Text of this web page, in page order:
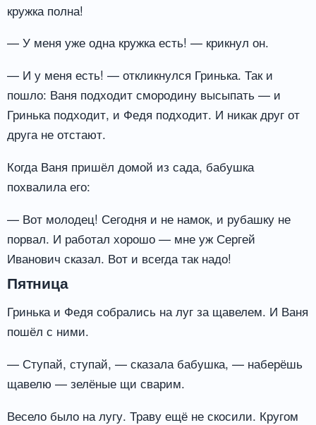
кружка полна!
— У меня уже одна кружка есть! — крикнул он.
— И у меня есть! — откликнулся Гринька. Так и
пошло: Ваня подходит смородину высыпать — и
Гринька подходит, и Федя подходит. И никак друг от
друга не отстают.
Когда Ваня пришёл домой из сада, бабушка
похвалила его:
— Вот молодец! Сегодня и не намок, и рубашку не
порвал. И работал хорошо — мне уж Сергей
Иванович сказал. Вот и всегда так надо!
Пятница
Гринька и Федя собрались на луг за щавелем. И Ваня
пошёл с ними.
— Ступай, ступай, — сказала бабушка, — наберёшь
щавелю — зелёные щи сварим.
Весело было на лугу. Траву ещё не скосили. Кругом